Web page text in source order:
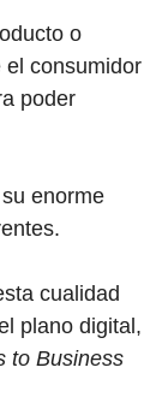
o
el consumidor
poder
enorme
cualidad
plano digital,
to Business